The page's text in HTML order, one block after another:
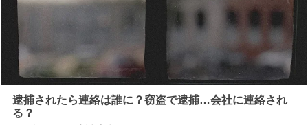
逮捕されたら連絡は誰に？窃盗で逮捕…会社に連絡され
る？